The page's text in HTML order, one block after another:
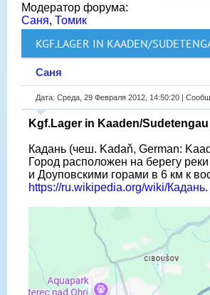
Модератор форума:
Саня, Томик
KGF.LAGER IN KAADEN/
Саня
Дата: Среда, 29 Февраля 2012, 14:50:20 |
Kgf.Lager in Kaaden/Sudetengau
Кадань (чеш. Kadaň, German:
Город расположен на берегу
и Доуповскими горами в 6 км к
https://ru.wikipedia.org/wiki/Кадань.